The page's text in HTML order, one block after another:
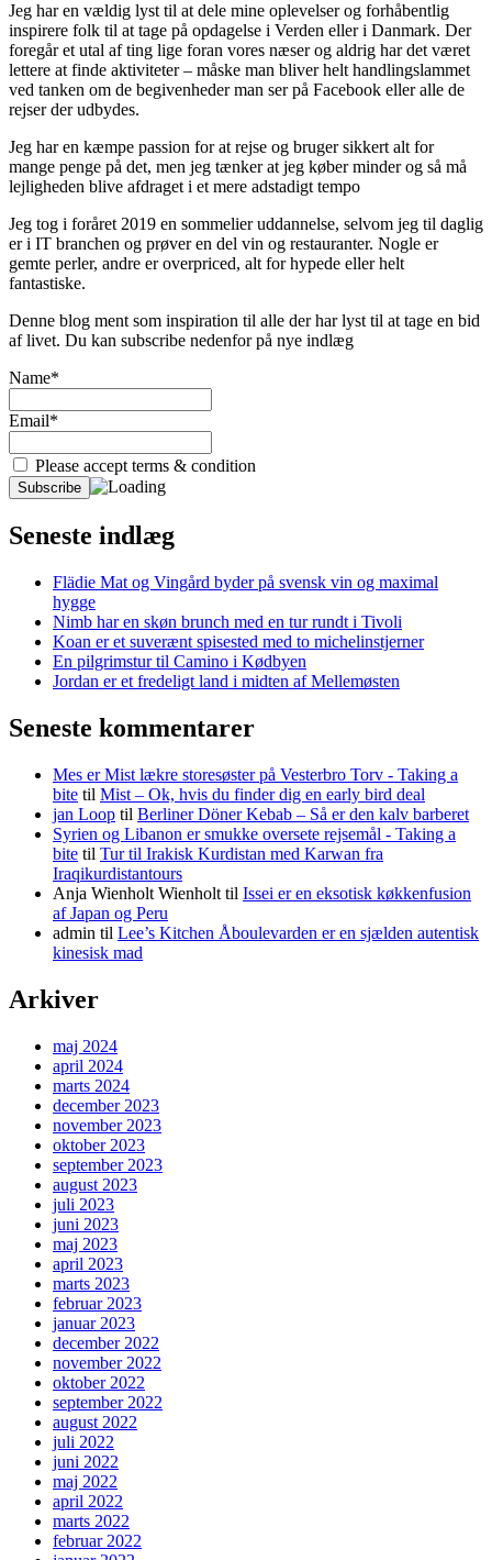
Jeg har en vældig lyst til at dele mine oplevelser og forhåbentlig
inspirere folk til at tage på opdagelse i Verden eller i Danmark. Der
foregår et utal af ting lige foran vores næser og aldrig har det været
lettere at finde aktiviteter – måske man bliver helt handlingslammet
ved tanken om de begivenheder man ser på Facebook eller alle de
rejser der udbydes.
Jeg har en kæmpe passion for at rejse og bruger sikkert alt for
mange penge på det, men jeg tænker at jeg køber minder og så må
lejligheden blive afdraget i et mere adstadigt tempo
Jeg tog i foråret 2019 en sommelier uddannelse, selvom jeg til daglig
er i IT branchen og prøver en del vin og restauranter. Nogle er
gemte perler, andre er overpriced, alt for hypede eller helt
fantastiske.
Denne blog ment som inspiration til alle der har lyst til at tage en bid
af livet. Du kan subscribe nedenfor på nye indlæg
Name*
Email*
Please accept terms & condition
Seneste indlæg
Flädie Mat og Vingård byder på svensk vin og maximal
hygge
Nimb har en skøn brunch med en tur rundt i Tivoli
Koan er et suverænt spisested med to michelinstjerner
En pilgrimstur til Camino i Kødbyen
Jordan er et fredeligt land i midten af Mellemøsten
Seneste kommentarer
Mes er Mist lækre storesøster på Vesterbro Torv - Taking a
bite til Mist – Ok, hvis du finder dig en early bird deal
jan Loop til Berliner Döner Kebab – Så er den kalv barberet
Syrien og Libanon er smukke oversete rejsemål - Taking a
bite til Tur til Irakisk Kurdistan med Karwan fra
Iraqikurdistantours
Anja Wienholt Wienholt til Issei er en eksotisk køkkenfusion
af Japan og Peru
admin til Lee’s Kitchen Åboulevarden er en sjælden autentisk
kinesisk mad
Arkiver
maj 2024
april 2024
marts 2024
december 2023
november 2023
oktober 2023
september 2023
august 2023
juli 2023
juni 2023
maj 2023
april 2023
marts 2023
februar 2023
januar 2023
december 2022
november 2022
oktober 2022
september 2022
august 2022
juli 2022
juni 2022
maj 2022
april 2022
marts 2022
februar 2022